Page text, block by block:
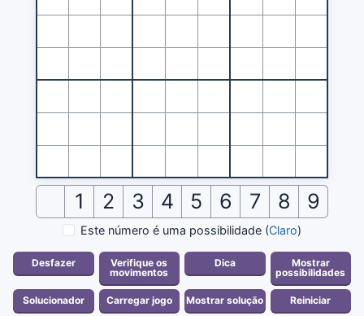
1 2 3 4 5 6 7 8 9
Este número é uma possibilidade (Claro)